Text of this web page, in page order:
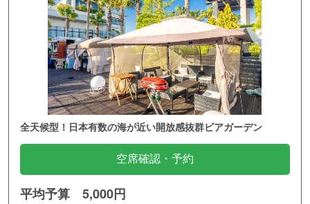
全天候型！日本有数の海が近い開放感抜群ビアガーデン
空席確認・予約
平均予算 5,000円